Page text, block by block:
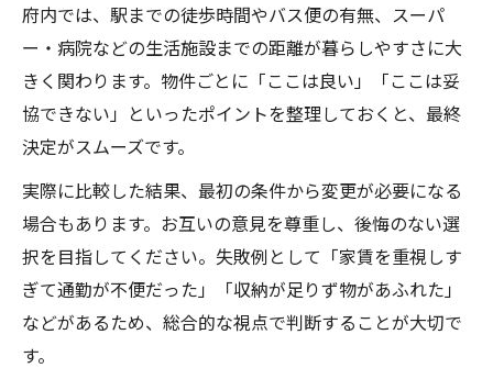
府内では、駅までの徒歩時間やバス便の有無、スーパ
ー・病院などの生活施設までの距離が暮らしやすさに大
きく関わります。物件ごとに「ここは良い」「ここは妥
協できない」といったポイントを整理しておくと、最終
決定がスムーズです。
実際に比較した結果、最初の条件から変更が必要になる
場合もあります。お互いの意見を尊重し、後悔のない選
択を目指してください。失敗例として「家賃を重視しす
ぎて通勤が不便だった」「収納が足りず物があふれた」
などがあるため、総合的な視点で判断することが大切で
す。